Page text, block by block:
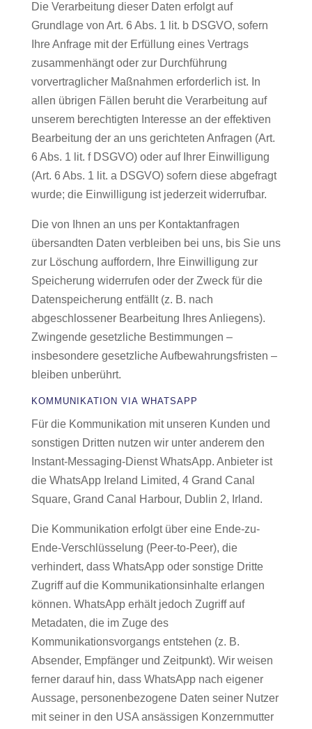
Die Verarbeitung dieser Daten erfolgt auf
Grundlage von Art. 6 Abs. 1 lit. b DSGVO, sofern
Ihre Anfrage mit der Erfüllung eines Vertrags
zusammenhängt oder zur Durchführung
vorvertraglicher Maßnahmen erforderlich ist. In
allen übrigen Fällen beruht die Verarbeitung auf
unserem berechtigten Interesse an der effektiven
Bearbeitung der an uns gerichteten Anfragen (Art.
6 Abs. 1 lit. f DSGVO) oder auf Ihrer Einwilligung
(Art. 6 Abs. 1 lit. a DSGVO) sofern diese abgefragt
wurde; die Einwilligung ist jederzeit widerrufbar.
Die von Ihnen an uns per Kontaktanfragen
übersandten Daten verbleiben bei uns, bis Sie uns
zur Löschung auffordern, Ihre Einwilligung zur
Speicherung widerrufen oder der Zweck für die
Datenspeicherung entfällt (z. B. nach
abgeschlossener Bearbeitung Ihres Anliegens).
Zwingende gesetzliche Bestimmungen –
insbesondere gesetzliche Aufbewahrungsfristen –
bleiben unberührt.
KOMMUNIKATION VIA WHATSAPP
Für die Kommunikation mit unseren Kunden und
sonstigen Dritten nutzen wir unter anderem den
Instant-Messaging-Dienst WhatsApp. Anbieter ist
die WhatsApp Ireland Limited, 4 Grand Canal
Square, Grand Canal Harbour, Dublin 2, Irland.
Die Kommunikation erfolgt über eine Ende-zu-
Ende-Verschlüsselung (Peer-to-Peer), die
verhindert, dass WhatsApp oder sonstige Dritte
Zugriff auf die Kommunikationsinhalte erlangen
können. WhatsApp erhält jedoch Zugriff auf
Metadaten, die im Zuge des
Kommunikationsvorgangs entstehen (z. B.
Absender, Empfänger und Zeitpunkt). Wir weisen
ferner darauf hin, dass WhatsApp nach eigener
Aussage, personenbezogene Daten seiner Nutzer
mit seiner in den USA ansässigen Konzernmutter